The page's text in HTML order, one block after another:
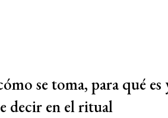
se toma, para qué es
decir en el ritual